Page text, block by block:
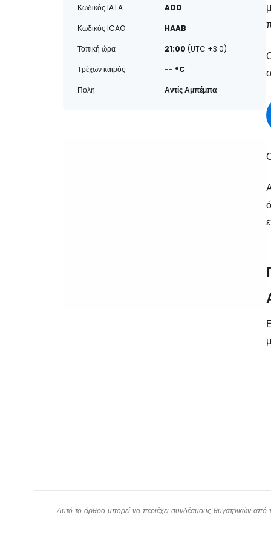
Κωδικός IATA
ADD
Κωδικός ICAO
HAAB
Τοπική ώρα
21:00 (UTC +3.0)
Τρέχων καιρός
-- °C
Πόλη
Αντίς Αμπέμπα
Αυτό το άρθρο μπορεί να περιέχει συνδέσμους θυγατρικών από